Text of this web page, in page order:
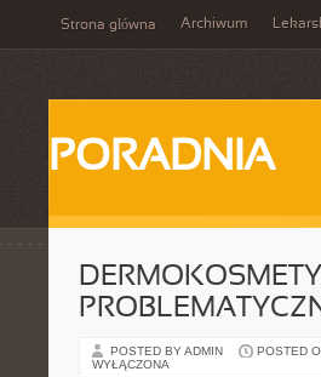
Strona główna Archiwum
PORADNIA
POSTED BY ADMIN POSTED
WYŁĄCZONA